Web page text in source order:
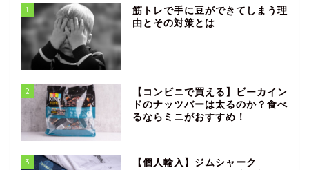
1
筋トレで手に豆ができてしまう理
由とその対策とは
2
【コンビニで買える】ビーカイン
ドのナッツバーは太るのか？食べ
るならミニがおすすめ！
3
【個人輸入】ジムシャーク